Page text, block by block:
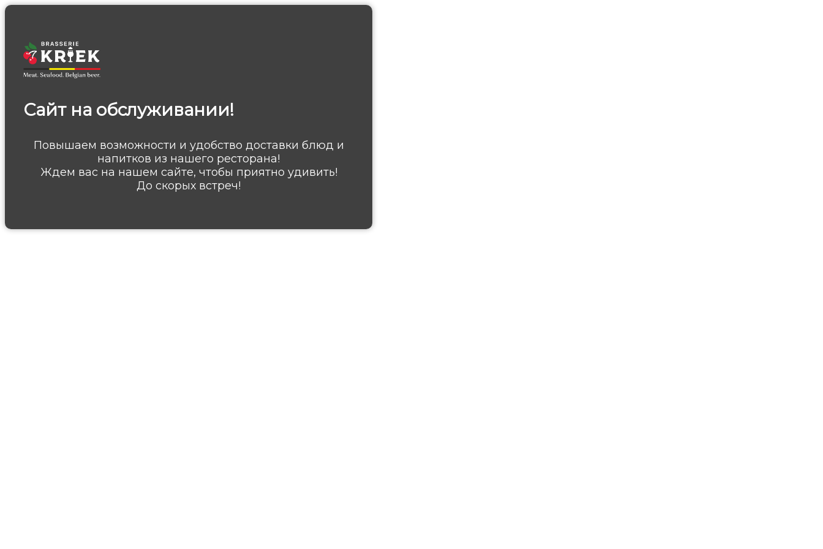
Сайт на обслуживании!
Повышаем возможности и удобство доставки блюд и
напитков из нашего ресторана!
Ждем вас на нашем сайте, чтобы приятно удивить!
До скорых встреч!